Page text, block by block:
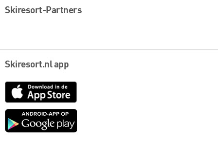
Skiresort-Partners
Skiresort.nl app
App
Google